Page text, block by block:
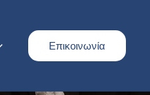
Επικοινωνία